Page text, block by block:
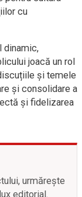
cu
dinamic,
joacă un rol
și temele
și consolidare a
și fidelizarea
urmărește
editorial.